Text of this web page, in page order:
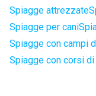
Spiagge attrezzate
Spiagge per cani
Spiagge con campi
Spiagge con corsi